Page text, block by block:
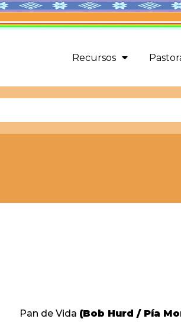
Recursos
Pan de Vida (Bob Hurd / Pía